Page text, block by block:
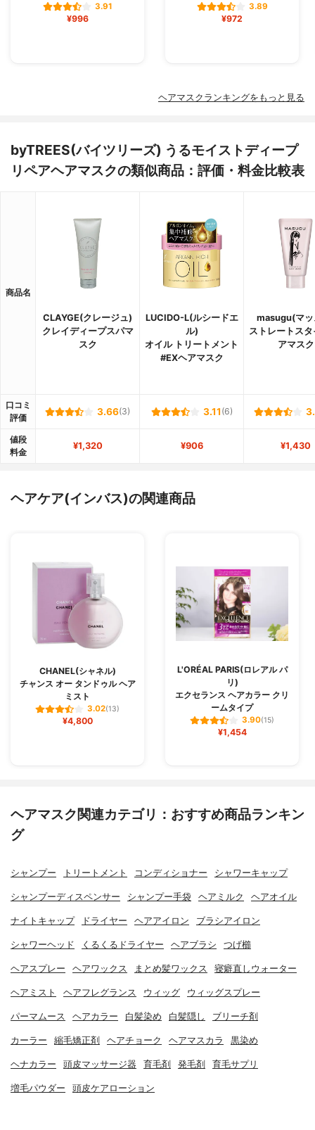
3.91
¥996
3.89
¥972
ヘアマスクランキングをもっと見る
byTREES(バイツリーズ) うるモイストディープ
リペアヘアマスクの類似商品：評価・料金比較表
商品名
CLAYGE(クレージュ)
クレイディープスパマ
スク
LUCIDO-L(ルシードエ
ル)
オイル トリートメント
#EXヘアマスク
masugu(マッ
ストレートスタ
アマスク
口コミ
評価
3.66(3) 3.11 (6)
値段
料金
¥1,320 ¥906 ¥1,430
ヘアケア(インバス)の関連商品
CHANEL(シャネル)
チャンス オー タンドゥル ヘア
ミスト
3.02(13)
¥4,800
L'ORÉAL PARIS(ロレアル パ
リ)
エクセランス ヘアカラー クリ
ームタイプ
3.90(15)
¥1,454
ヘアマスク関連カテゴリ：おすすめ商品ランキン
グ
シャンプー トリートメント コンディショナー シャワーキャップ
シャンプーディスペンサー シャンプー手袋 ヘアミルク ヘアオイル
ナイトキャップ ドライヤー ヘアアイロン ブラシアイロン
シャワーヘッド くるくるドライヤー ヘアブラシ つげ櫛
ヘアスプレー ヘアワックス まとめ髪ワックス 寝癖直しウォーター
ヘアミスト ヘアフレグランス ウィッグ ウィッグスプレー
パーマムース ヘアカラー 白髪染め 白髪隠し ブリーチ剤
カーラー 縮毛矯正剤 ヘアチョーク ヘアマスカラ 黒染め
ヘナカラー 頭皮マッサージ器 育毛剤 発毛剤 育毛サプリ
増毛パウダー 頭皮ケアローション